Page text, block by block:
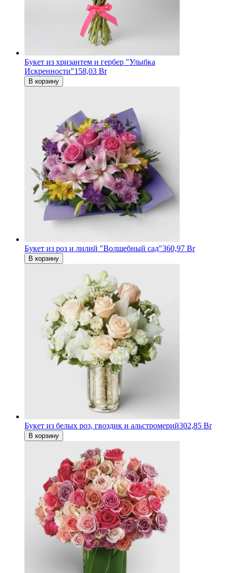
Букет из хризантем и гербер "Улыбка
Искренности"158,03 Br
В корзину
Букет из роз и лилий "Волшебный сад"360,97 Br
В корзину
Букет из белых роз, гвоздик и альстромерий302,85 Br
В корзину